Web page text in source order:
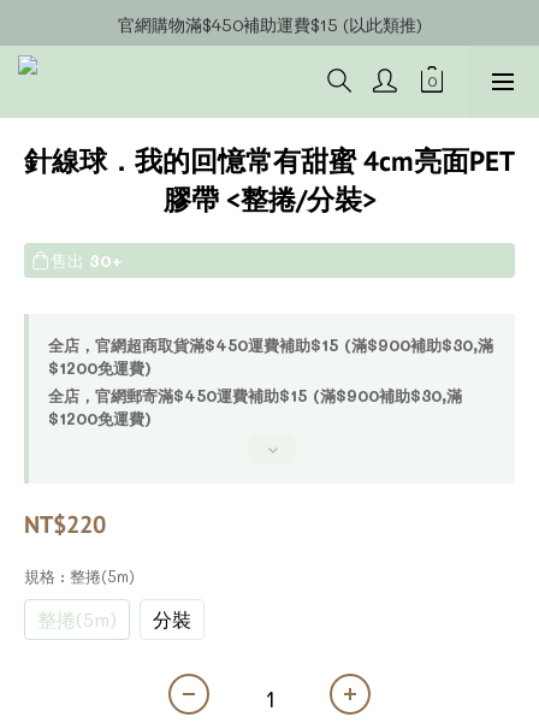
官網會員募集中~立即註冊即可獲得購物金$20!!!
官網購物滿$450補助運費$15 (以此類推)
官網購物超商郵寄滿$1200/宅配到府滿$1600免運費!!
官網會員募集中~立即註冊即可獲得購物金$20!!!
針線球．我的回憶常有甜蜜 4cm亮面PET
膠帶 <整捲/分裝>
售出 30+
全店，官網超商取貨滿$450運費補助$15 (滿$900補助$30,滿
$1200免運費)
全店，官網郵寄滿$450運費補助$15 (滿$900補助$30,滿
$1200免運費)
NT$220
規格 : 整捲(5m)
整捲(5m) 分裝